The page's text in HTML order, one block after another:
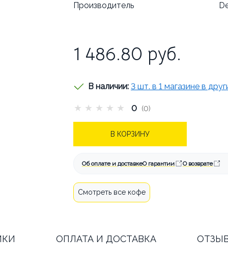
В ЭКСПЛУАТАЦИЮ СЕРВИС И РЕМОНТ
И ДОСТАВКА
КАК СДЕЛАТЬ
ОБ АРЕНДЕ
Производитель
1 486.80 руб.
В наличии: 3 шт. в 1 магазине в
★ ★ ★ ★ ★ 0 (0)
В КОРЗИНУ
Об оплате и доставкеО гарантии О возврате
Смотреть все кофе
ОПЛАТА И ДОСТАВКА